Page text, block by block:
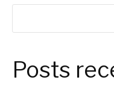
Posts